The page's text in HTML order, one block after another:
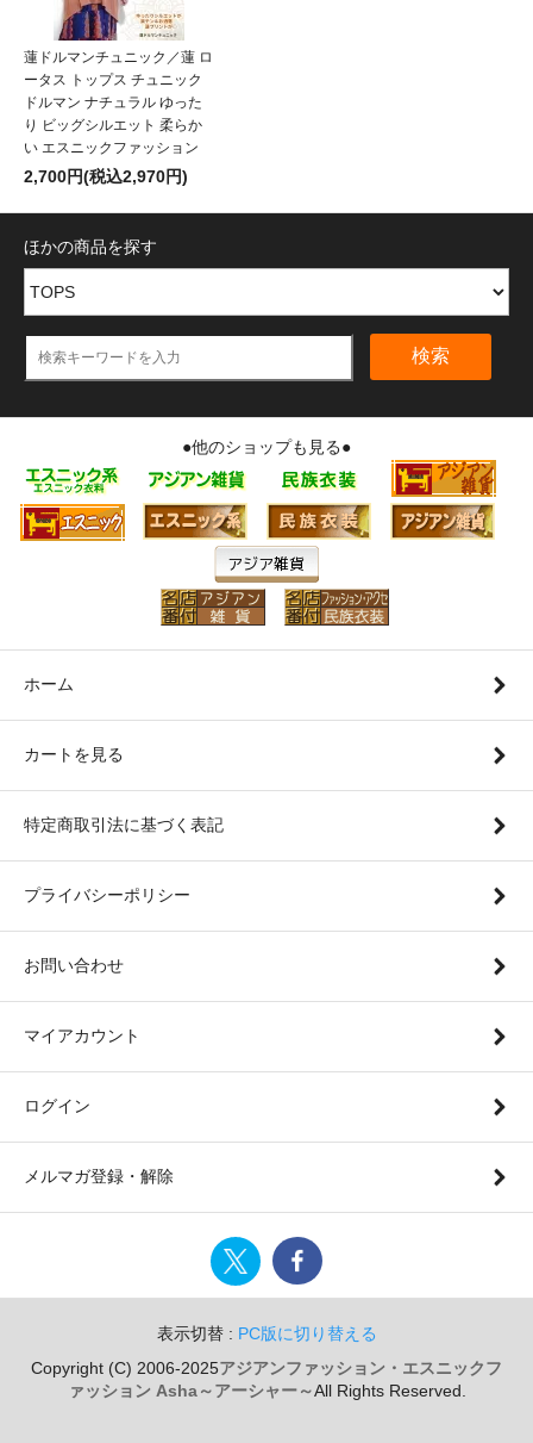
蓮ドルマンチュニック／蓮 ロ
ータス トップス チュニック
ドルマン ナチュラル ゆった
り ビッグシルエット 柔らか
い エスニックファッション
2,700円(税込2,970円)
ほかの商品を探す
検索
●他のショップも見る●
ホーム
カートを見る
特定商取引法に基づく表記
プライバシーポリシー
お問い合わせ
マイアカウント
ログイン
メルマガ登録・解除
表示切替 : PC版に切り替える
Copyright (C) 2006-2025アジアンファッション・エスニックフ
ァッション Asha～アーシャー～All Rights Reserved.